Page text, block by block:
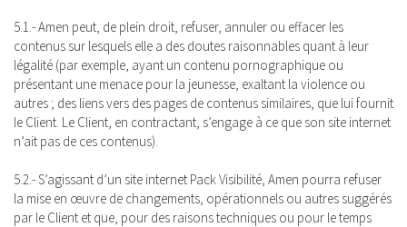
5.1.- Amen peut, de plein droit, refuser, annuler ou effacer les
contenus sur lesquels elle a des doutes raisonnables quant à leur
légalité (par exemple, ayant un contenu pornographique ou
présentant une menace pour la jeunesse, exaltant la violence ou
autres ; des liens vers des pages de contenus similaires, que lui fournit
le Client. Le Client, en contractant, s’engage à ce que son site internet
n’ait pas de ces contenus).
5.2.- S’agissant d’un site internet Pack Visibilité, Amen pourra refuser
la mise en œuvre de changements, opérationnels ou autres suggérés
par le Client et que, pour des raisons techniques ou pour le temps